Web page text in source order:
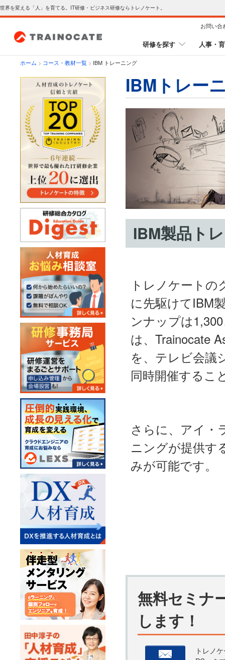
世界を変える「人」を育てる。IT研修・ビジネス研修ならトレノケート。
お問い合
研修を探す 人事・
ホーム > コース・教材一覧 > IBM トレーニング
IBMトレー
IBM製品ト
トレノケートの
に先駆けてIBM
ンナップは
は、Trainocate
を、テレビ会議
同時開催するこ
さらに、アイ・
ニングが提供す
みが可能です。
無料セミナ
します！
トレノ